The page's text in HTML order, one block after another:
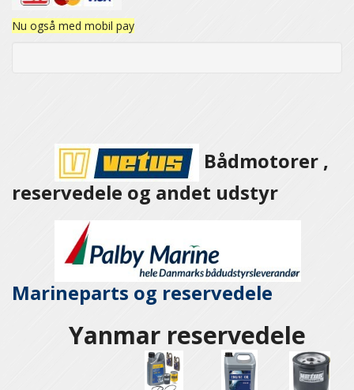
Nu også med mobil pay
Bådmotorer ,
reservedele og andet udstyr
Marineparts og reservedele
Yanmar reservedele